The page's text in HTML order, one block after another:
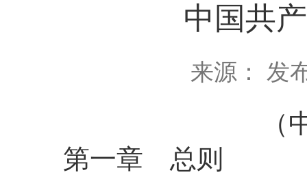
中国共
来源： 发
（
第一章 总则